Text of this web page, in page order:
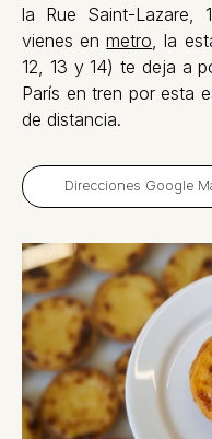
la Rue Saint-Lazare,
vienes enmetro , la
12, 13 y 14) te deja a
París en tren por esta
de distancia.
Direcciones Google